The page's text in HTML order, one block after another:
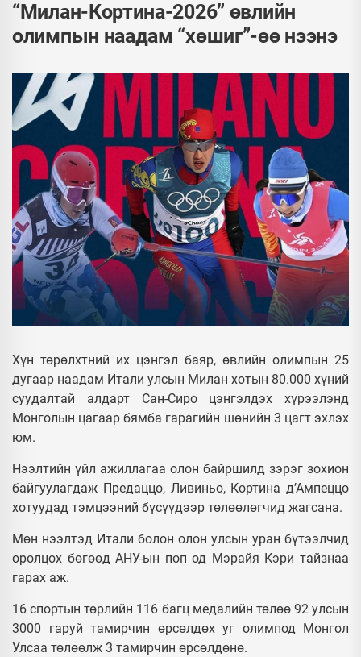
“Милан-Кортина-2026” өвлийн
олимпын наадам “хөшиг”-өө нээнэ
Хүн төрөлхтний их цэнгэл баяр, өвлийн олимпын 25
дугаар наадам Итали улсын Милан хотын 80.000 хүний
суудалтай алдарт Сан-Сиро цэнгэлдэх хүрээлэнд
Монголын цагаар бямба гарагийн шөнийн 3 цагт эхлэх
юм.
Нээлтийн үйл ажиллагаа олон байршилд зэрэг зохион
байгуулагдаж Предаццо, Ливиньо, Кортина д’Ампеццо
хотуудад тэмцээний бүсүүдээр төлөөлөгчид жагсана.
Мөн нээлтэд Итали болон олон улсын уран бүтээлчид
оролцох бөгөөд АНУ-ын поп од Мэрайя Кэри тайзнаа
гарах аж.
16 спортын төрлийн 116 багц медалийн төлөө 92 улсын
3000 гаруй тамирчин өрсөлдөх уг олимпод Монгол
Улсаа төлөөлж 3 тамирчин өрсөлдөнө.